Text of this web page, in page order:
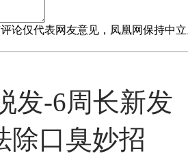
论仅代表网友意见，凤凰网保持中
发-6周长新发
除口臭妙招